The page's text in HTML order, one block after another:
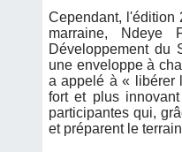
Cependant, l'édition
marraine, Ndeye
Développement du
une enveloppe à
a appelé à « libérer
fort et plus
participantes qui,
et préparent le